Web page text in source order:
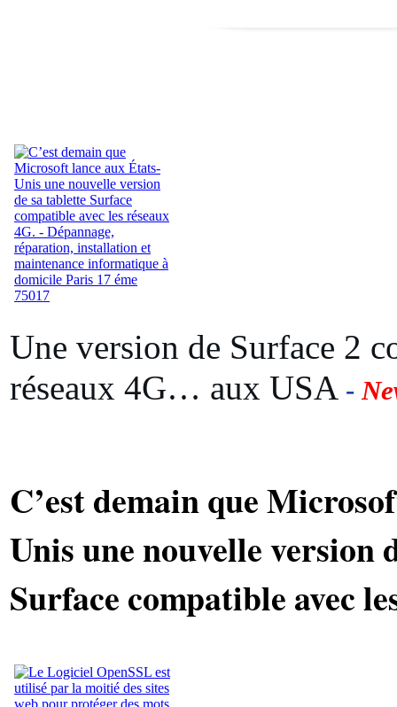
Une version de Surface 2
réseaux 4G… aux USA -
C’est demain que
Unis une nouvelle version
Surface compatible avec